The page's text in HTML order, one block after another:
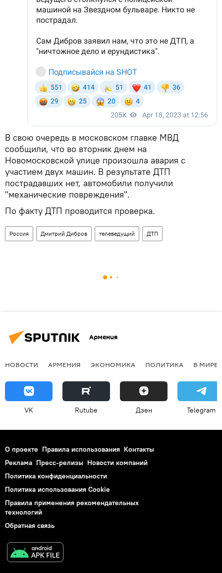
В свою очередь в московском главке МВД
сообщили, что во вторник днем на
Новомосковской улице произошла авария с
участием двух машин. В результате ДТП
пострадавших нет, автомобили получили
"механические повреждения".
По факту ДТП проводится проверка.
Россия Дмитрий Дибров телеведущий ДТП
Армения
НОВОСТИ АРМЕНИЯ ЭКОНОМИКА ПОЛИТИКА В МИРЕ
VK Rutube Дзен Telegram
О проекте Правила использования Контакты
Реклама Пресс-релизы Новости компаний
Политика конфиденциальности
Политика использования Cookie
Правила применения рекомендательных
технологий
Обратная связь